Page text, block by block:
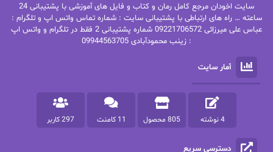
پاتریشیا ویلسون پرتو فرهمند
پرستو اسحقی
پرستو مهاجر
پرهام رسولی
پروانه قدیمی پروانه محمدی
پریسا شکور(طوفان خاموش)
سایت اخودان مرجع کامل رمان و کتاب و فایل های آموزشی با پشتیبانی 24
ساعته … راه های ارتباطی با پشتیبانی سایت : شماره تماس واتس اپ و تلگرام :
عباس علی میرزائی 09221706572 شماره پشتیبانی 2 فقط در تلگرام و واتس اپ
: زینب محمودآبادی 09944563705
آمار سایت
4 نوشته 805 محصول 11 کامنت 297 کاربر
دسترسی سریع